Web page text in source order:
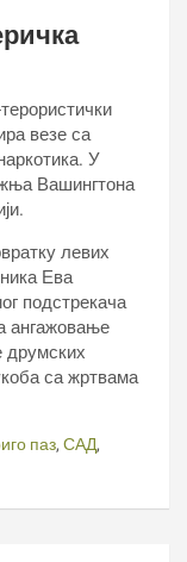
везе са
У
Вашингтона
левих
Ева
подстрекача
ангажовање
друмских
са жртвама
паз, САД,